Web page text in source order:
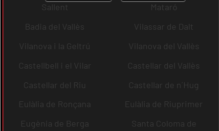
Sallent
Mataró
Badia del Vallès
Vilassar de Dalt
Vilanova i la Geltrú
Vilanova del Vallès
Castellbell i el Vilar
Castellar del Vallès
Castellar del Riu
Castellar de n´Hug
Eulàlia de Ronçana
Eulàlia de Riuprimer
Eugènia de Berga
Santa Coloma de